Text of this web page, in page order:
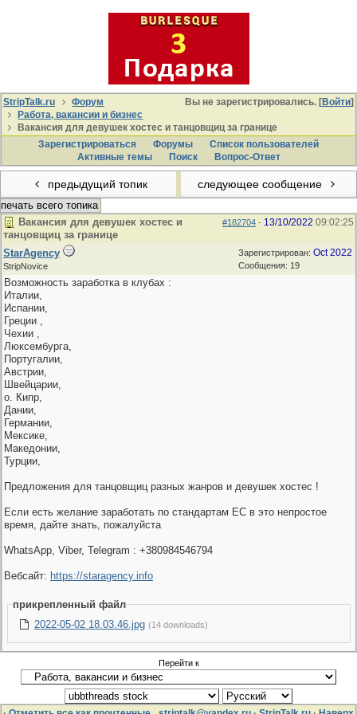
Вы не зарегистрировались. [Войти]
StripTalk.ru
Форум
Работа, вакансии и бизнес
Вакансия для девушек хостес и танцовщиц за границе
Зарегистрироваться
Форумы
Список пользователей
Активные темы
Поиcк Вопрос-Ответ
предыдущий топик следующее сообщение
печать всего топика
#182704 - 13/10/2022 09:02:25
Вакансия для девушек хостес и
танцовщиц за границе
Зарегистрирован: Oct 2022
Сообщения: 19
StarAgency
StripNovice
Возможность заработка в клубах :
Италии,
Испании,
Греции ,
Чехии ,
Люксембурга,
Португалии,
Австрии,
Швейцарии,
о. Кипр,
Дании,
Германии,
Мексике,
Македонии,
Турции,
Предложения для танцовщиц разных жанров и девушек хостес !
Если есть желание заработать по стандартам ЕС в это непростое
время, дайте знать, пожалуйста
WhatsApp, Viber, Telegram : +380984546794
Вебсайт: https://staragency.info
прикрепленный файл
2022-05-02 18.03.46.jpg (14 downloads)
Перейти к